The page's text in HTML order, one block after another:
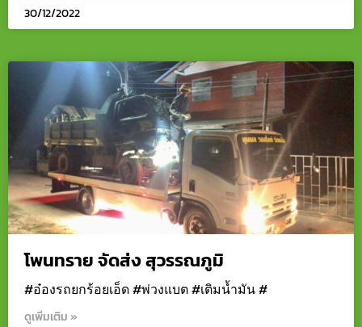
30/12/2022
โพนทราย จัดส่ง สุวรรณภูมิ
#อ๋องรถยกร้อยเอ็ด #พ่วงแบต #เติมน้ำมัน #
ดูเพิ่มเติม »